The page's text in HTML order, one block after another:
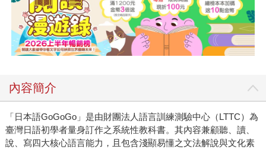
內容簡介
「日本語GoGoGo」是由財團法人語言訓練測驗中心（LTTC）為
臺灣日語初學者量身訂作之系統性教科書。其內容兼顧聽、讀、
說、寫四大核心語言能力，且包含淺顯易懂之文法解說與文化素